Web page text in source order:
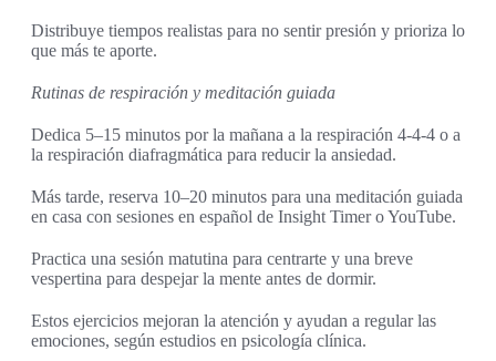
Distribuye tiempos realistas para no sentir presión y prioriza lo
que más te aporte.
Rutinas de respiración y meditación guiada
Dedica 5–15 minutos por la mañana a la respiración 4-4-4 o a
la respiración diafragmática para reducir la ansiedad.
Más tarde, reserva 10–20 minutos para una meditación guiada
en casa con sesiones en español de Insight Timer o YouTube.
Practica una sesión matutina para centrarte y una breve
vespertina para despejar la mente antes de dormir.
Estos ejercicios mejoran la atención y ayudan a regular las
emociones, según estudios en psicología clínica.